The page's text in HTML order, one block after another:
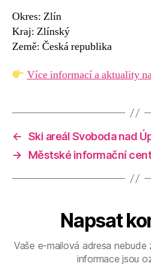
Okres: Zlín
Kraj: Zlínský
Země: Česká republika
Více informací a aktuality
← Ski areál Svoboda nad
→
Městské informační
Napsat
Vaše e-mailová adresa nebude
informace jsou